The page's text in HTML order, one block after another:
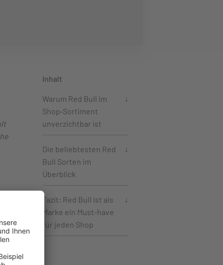
Inhalt
Warum Red Bull im
Shop‑Sortiment
unverzichtbar ist
Die beliebtesten Red
Bull Sorten im
Überblick
Fazit: Red Bull ist als
Marke ein Must-have
für jeden Shop